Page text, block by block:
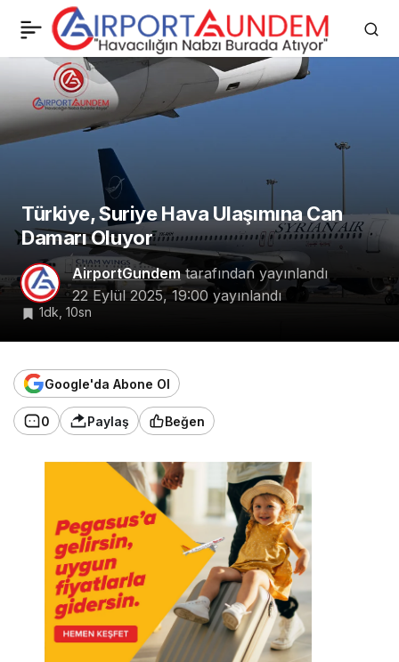
Türkiye, Suriye Hava Ulaşımına Can
Damarı Oluyor
AirportGundemtarafından yayınlandı
22 Eylül 2025, 19:00 yayınlandı
1dk, 10sn
Google'da Abone Ol
0 Paylaş Beğen
Türkiye, Suriye Hava
Ulaşımına Can Damarı
Oluyor